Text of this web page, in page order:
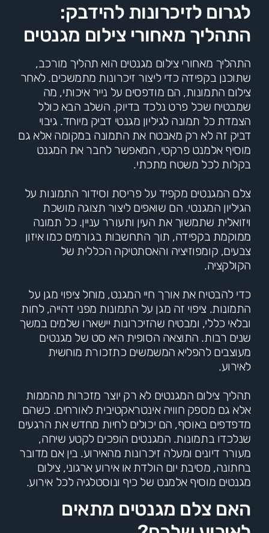
לגרום לזיכרונות להידבק:
התהליך מאחורי צילום מגנטים
התהליך מאחורי צילום מגנטים הוא תהליך מורכב,
שתוכנן בקפידה כדי ליצור זיכרונות מתמשכים. לאחר
צילום התמונות, הם מודפסים על נייר איכותי, מה
שמבטיח שכל פרט נלכד בדיוק. השלב הבא כולל
הצמדת כל תמונה לגיליון מגנטי דביק מיוחד. גיבוי
דביק זה לא רק מאבטח את התמונה במקומה אלא גם
מוסיף אלמנט פרקטי, המאפשר לחבר את המגנט
בקלות לכל משטח מתכתי.
צלם המגנטים מקפיד על פריסת וסידור התמונות על
הגיליון המגנטי. הם שואפים ליצור תצוגה מושכת
ויזואלית שתמשוך את העין ותעורר עניין. כל תמונה
ממוקמת בקפידה, תוך התחשבות בגורמים כמו איזון
צבעים, קומפוזיציה והאסתטיקה הכללית של
הקולקציה.
כדי להבטיח את אורך חיי המגנט, מוחל ציפוי מגן על
התמונות. ציפוי זה מגן על התמונות מפני דהייה, לחות
ובלאי כללי, ומבטיח שהזיכרונות יישארו שלמים במשך
שנים רבות. התוצאה הסופית היא סט של מגנטים
מעוצבים להפליא המשמשים כתזכורת מוחשית
לאירוע.
תהליך צילום המגנטים לא רק יוצר מזכרות מהממות
אלא גם מספק חוויה אינטראקטיבית לאורחים. כשהם
מדפדפים באוסף, הם יכולים לחיות מחדש את הרגעים
שנלכדו בתמונות. המגנטים הופכים לקטע שיחה,
מעורר דיונים ומעלה זיכרונות מהאירוע. בין אם מדובר
בחתונה, מסיבת יום הולדת או אירוע ארגוני, צילום
מגנטים מוסיף אלמנט של כיף ונוסטלגיה לכל אירוע.
האם צלם מגנטים מתאים